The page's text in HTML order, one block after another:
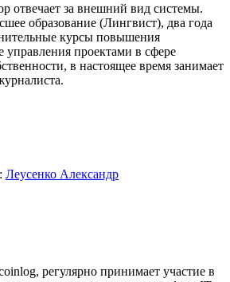
отвечает за внешний вид системы.
образование (Лингвист), два года
курсы повышения
управления проектами в сфере
в настоящее время занимает
Леусенко Александр
регулярно принимает участие в